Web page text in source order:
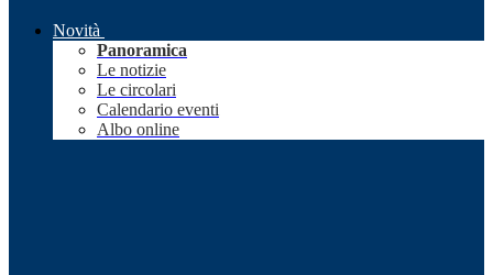
Novità
Panoramica
Le notizie
Le circolari
Calendario eventi
Albo online